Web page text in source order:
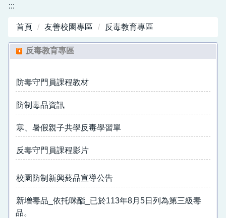
中港國小50
週年紀念專刊
:::
首頁 友善校園專區 反毒教育專區
反毒教育專區
防毒守門員課程教材
防制毒品資訊
寒、暑假親子共學反毒學習單
反毒守門員課程影片
校園防制新興菸品宣導公告
新增毒品_依托咪酯_已於113年8月5日列為第三級毒
品。